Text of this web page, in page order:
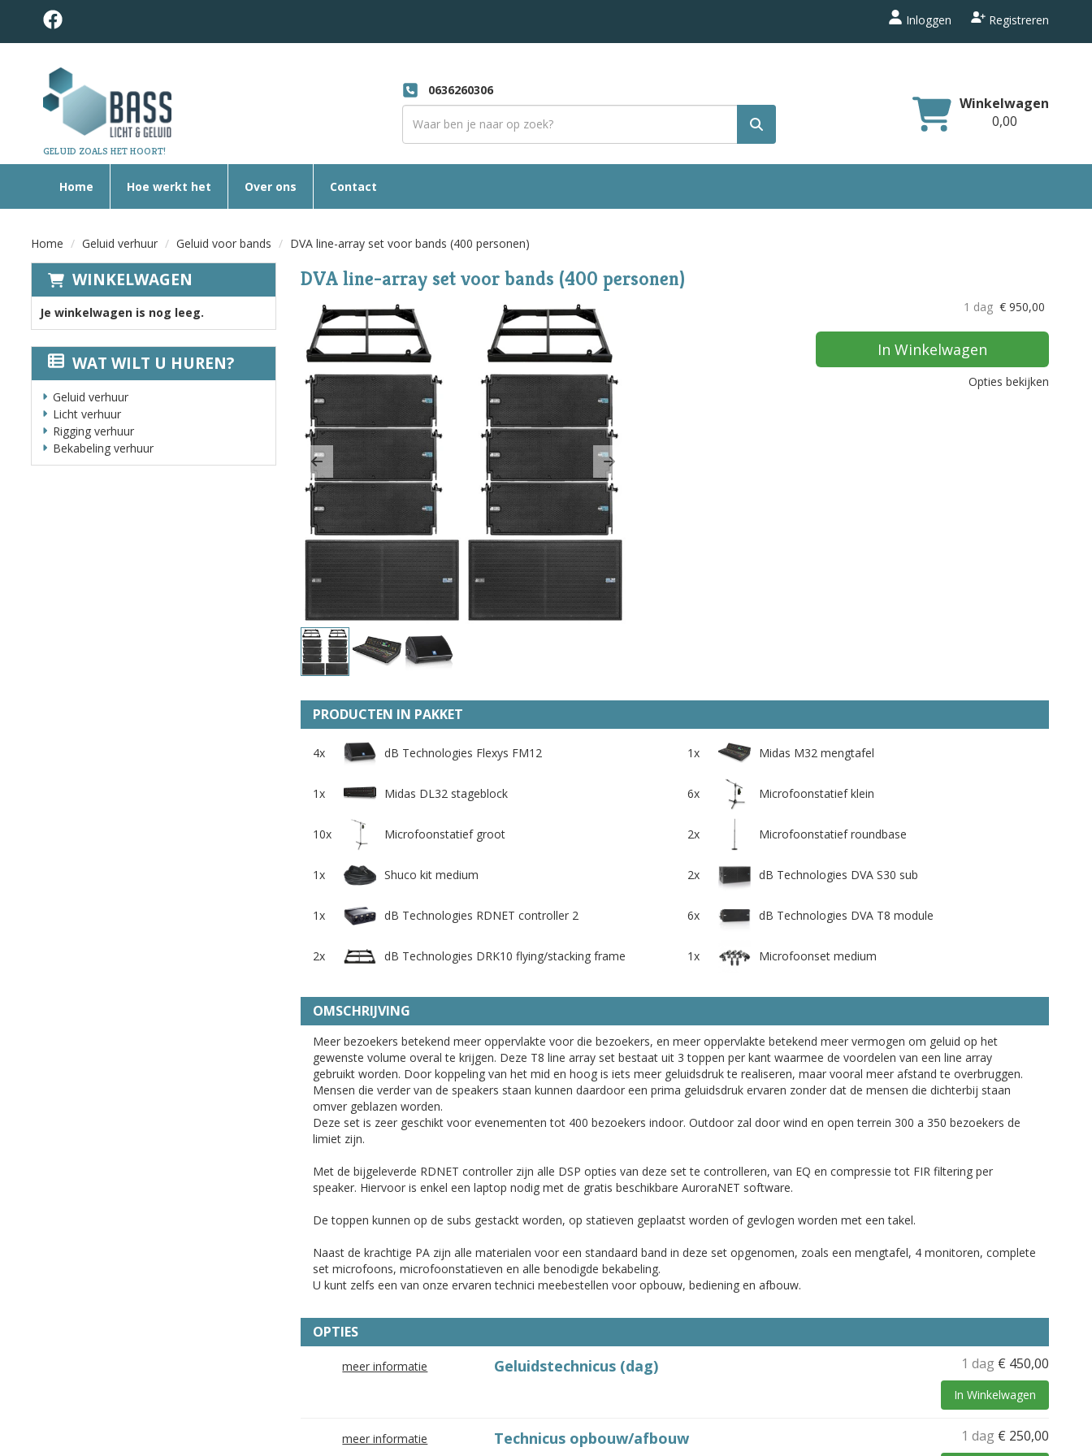
Inloggen Registreren
GELUID ZOALS HET HOORT!
0636260306
Winkelwagen
0,00
Home Hoe werkt het Over ons Contact
Home Geluid verhuur Geluid voor bands DVA line-array set voor bands (400 personen)
WINKELWAGEN
Je winkelwagen is nog leeg.
WAT WILT U HUREN?
Geluid verhuur
Licht verhuur
Rigging verhuur
Bekabeling verhuur
DVA line-array set voor bands (400 personen)
Previous Next
1 dag € 950,00
In Winkelwagen
Opties bekijken
PRODUCTEN IN PAKKET
4x dB Technologies Flexys FM12 1x Midas M32 mengtafel
1x Midas DL32 stageblock 6x Microfoonstatief klein
10x Microfoonstatief groot 2x Microfoonstatief roundbase
1x Shuco kit medium 2x dB Technologies DVA S30 sub
1x dB Technologies RDNET controller 2 6x dB Technologies DVA T8 module
2x dB Technologies DRK10 flying/stacking frame 1x Microfoonset medium
OMSCHRIJVING
Meer bezoekers betekend meer oppervlakte voor die bezoekers, en meer oppervlakte betekend meer vermogen om geluid op het
gewenste volume overal te krijgen. Deze T8 line array set bestaat uit 3 toppen per kant waarmee de voordelen van een line array
gebruikt worden. Door koppeling van het mid en hoog is iets meer geluidsdruk te realiseren, maar vooral meer afstand te overbruggen.
Mensen die verder van de speakers staan kunnen daardoor een prima geluidsdruk ervaren zonder dat de mensen die dichterbij staan
omver geblazen worden.
Deze set is zeer geschikt voor evenementen tot 400 bezoekers indoor. Outdoor zal door wind en open terrein 300 a 350 bezoekers de
limiet zijn.
Met de bijgeleverde RDNET controller zijn alle DSP opties van deze set te controlleren, van EQ en compressie tot FIR filtering per
speaker. Hiervoor is enkel een laptop nodig met de gratis beschikbare AuroraNET software.
De toppen kunnen op de subs gestackt worden, op statieven geplaatst worden of gevlogen worden met een takel.
Naast de krachtige PA zijn alle materialen voor een standaard band in deze set opgenomen, zoals een mengtafel, 4 monitoren, complete
set microfoons, microfoonstatieven en alle benodigde bekabeling.
U kunt zelfs een van onze ervaren technici meebestellen voor opbouw, bediening en afbouw.
OPTIES
meer informatie 1 dag € 450,00
In Winkelwagen
Geluidstechnicus (dag)
meer informatie 1 dag € 250,00
Technicus opbouw/afbouw